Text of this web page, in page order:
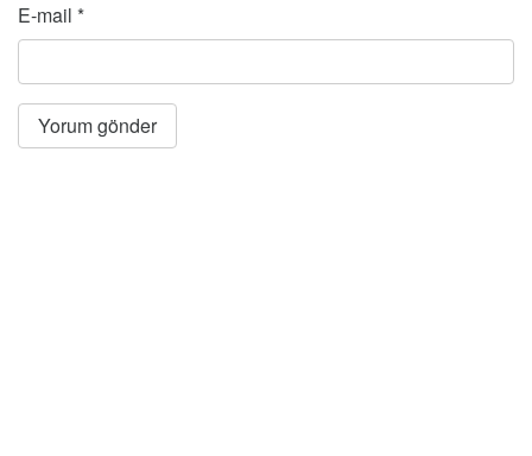
E-mail *